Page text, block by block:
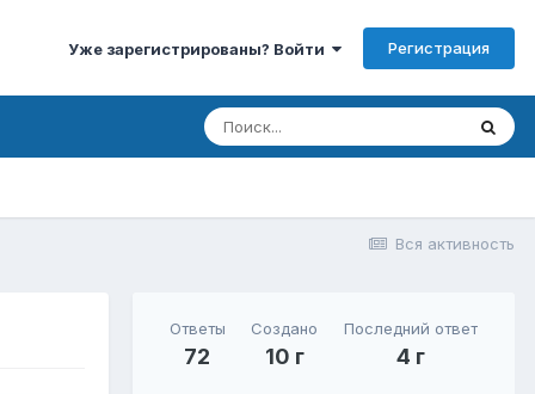
Уже зарегистрированы? Войти Регистрация
Вся активность
Ответы
72
Создано
10 г
Последний ответ
4 г